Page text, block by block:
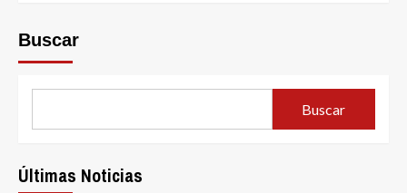
Buscar
Buscar
Últimas Noticias